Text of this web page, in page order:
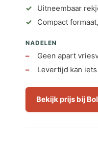
Uitneembaar
Compact
NADELEN
Geen apart
Levertijd kan
Bekijk prijs bij